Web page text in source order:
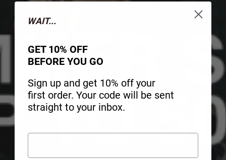
WAIT...
GET 10% OFF
BEFORE YOU GO
Sign up and get 10% off your
first order. Your code will be sent
straight to your inbox.